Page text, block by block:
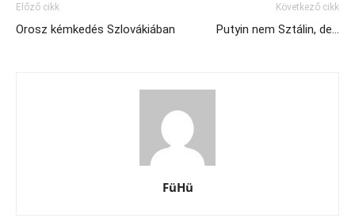
Előző cikk
Orosz kémkedés Szlovákiában
Következő cikk
Putyin nem Sztálin, de…
FüHü